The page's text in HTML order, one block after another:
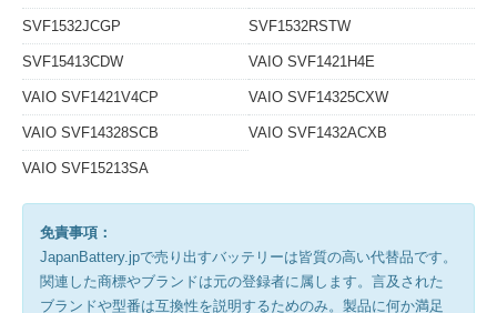
SVF1532JCGP SVF1532RSTW
SVF15413CDW VAIO SVF1421H4E
VAIO SVF1421V4CP VAIO SVF14325CXW
VAIO SVF14328SCB VAIO SVF1432ACXB
VAIO SVF15213SA
免責事項：
JapanBattery.jpで売り出すバッテリーは皆質の高い代替品です。
関連した商標やブランドは元の登録者に属します。言及された
ブランドや型番は互換性を説明するためのみ。製品に何か満足